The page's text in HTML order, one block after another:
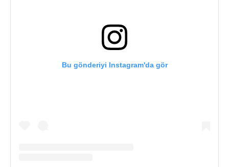
Bu gönderiyi Instagram'da gör